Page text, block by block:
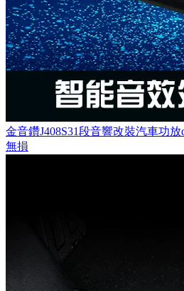
金音鑽J408S31段音響改裝汽車功
無損